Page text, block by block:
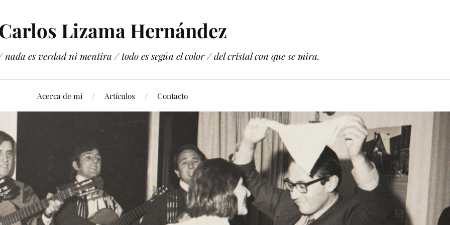
Lizama Hernández
es verdad ni mentira / todo es según el color / del cristal con que se mira.
Acerca de mí Artículos Contacto